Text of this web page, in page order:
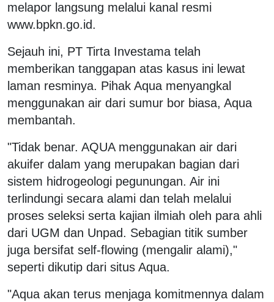
melapor langsung melalui kanal resmi
www.bpkn.go.id.
Sejauh ini, PT Tirta Investama telah
memberikan tanggapan atas kasus ini lewat
laman resminya. Pihak Aqua menyangkal
menggunakan air dari sumur bor biasa, Aqua
membantah.
"Tidak benar. AQUA menggunakan air dari
akuifer dalam yang merupakan bagian dari
sistem hidrogeologi pegunungan. Air ini
terlindungi secara alami dan telah melalui
proses seleksi serta kajian ilmiah oleh para ahli
dari UGM dan Unpad. Sebagian titik sumber
juga bersifat self-flowing (mengalir alami),"
seperti dikutip dari situs Aqua.
"Aqua akan terus menjaga komitmennya dalam